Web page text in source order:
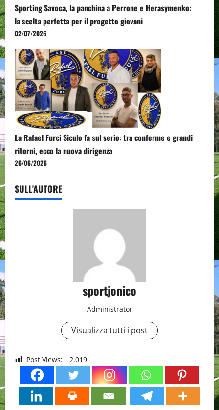
Sporting Savoca, la panchina a Perrone e Herasymenko:
la scelta perfetta per il progetto giovani
02/07/2026
La Rafael Furci Siculo fa sul serio: tra conferme e grandi
ritorni, ecco la nuova dirigenza
26/06/2026
SULL'AUTORE
sportjonico
Administrator
Visualizza tutti i post
Post Views: 2.019